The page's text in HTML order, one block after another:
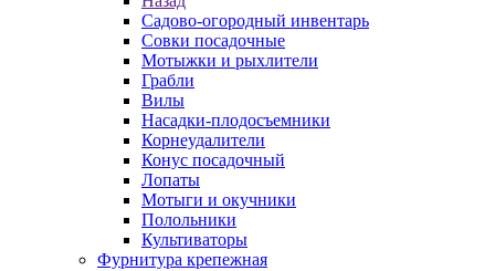
Садово-огородный инвентарь
Совки посадочные
Мотыжки и рыхлители
Грабли
Вилы
Насадки-плодосъемники
Корнеудалители
Конус посадочный
Лопаты
Мотыги и окучники
Полольники
Культиваторы
Фурнитура крепежная